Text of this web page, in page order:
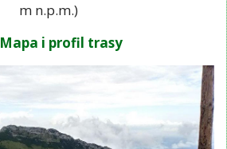
m n.p.m.)
Mapa i profil trasy